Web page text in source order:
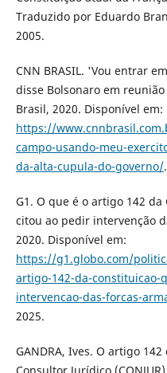
Traduzido por Eduardo
2005.
CNN BRASIL. 'Vou entrar
disse Bolsonaro em
Brasil, 2020. Disponível em:
https://
campo-usando-meu-
da-alta-cupula-do-governo/
G1. O que é o artigo 142
citou ao pedir intervenção
2020. Disponível em:
https://g1.globo.com/
artigo-142-da-constituicao-
intervencao-das-forcas-
2025.
GANDRA, Ives. O artigo